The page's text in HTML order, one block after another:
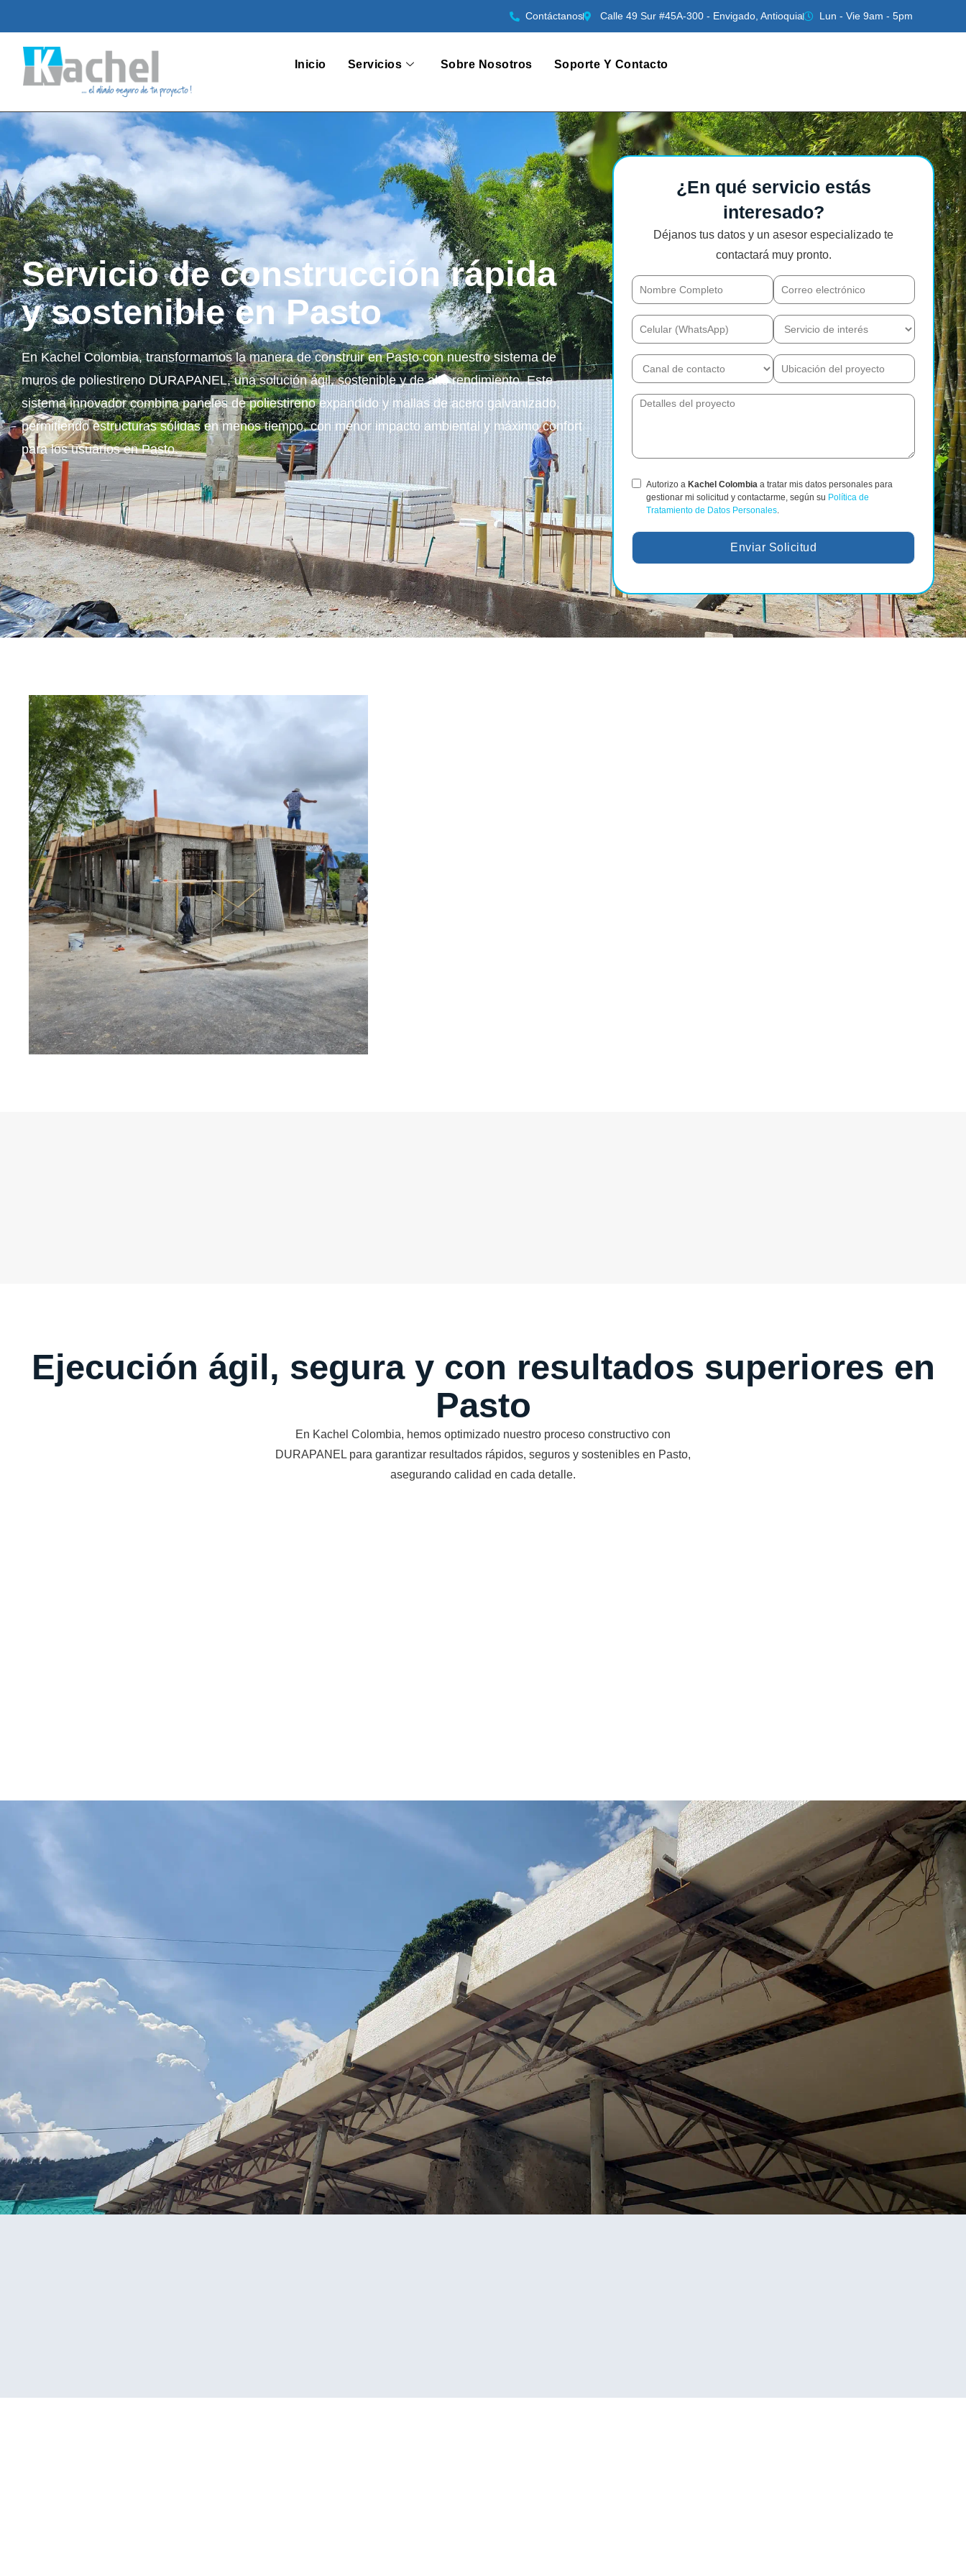
Contáctanos Calle 49 Sur #45A-300 - Envigado, Antioquia Lun - Vie 9am - 5pm
Inicio Servicios Sobre Nosotros Soporte Y Contacto
Servicio de construcción rápida
y sostenible en Pasto
En Kachel Colombia, transformamos la manera de construir en Pasto con nuestro sistema de
muros de poliestireno DURAPANEL, una solución ágil, sostenible y de alto rendimiento. Este
sistema innovador combina paneles de poliestireno expandido y mallas de acero galvanizado,
permitiendo estructuras sólidas en menos tiempo, con menor impacto ambiental y máximo confort
para los usuarios en Pasto.
¿En qué servicio estás
interesado?
Déjanos tus datos y un asesor especializado te
contactará muy pronto.
Autorizo a Kachel Colombia a tratar mis datos personales para
gestionar mi solicitud y contactarme, según su Política de
Tratamiento de Datos Personales.
Enviar Solicitud
Ejecución ágil, segura y con resultados superiores en
Pasto
En Kachel Colombia, hemos optimizado nuestro proceso constructivo con
DURAPANEL para garantizar resultados rápidos, seguros y sostenibles en Pasto,
asegurando calidad en cada detalle.